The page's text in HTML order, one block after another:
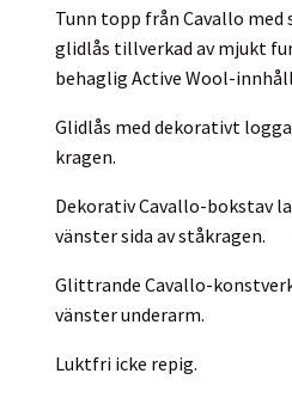
Tunn topp från Cavallo med
glidlås tillverkad av mjukt
behaglig Active Wool-
Glidlås med dekorativt
kragen.
Dekorativ Cavallo-bokstav
vänster sida av ståkragen.
Glittrande Cavallo-
vänster underarm.
Luktfri icke repig.